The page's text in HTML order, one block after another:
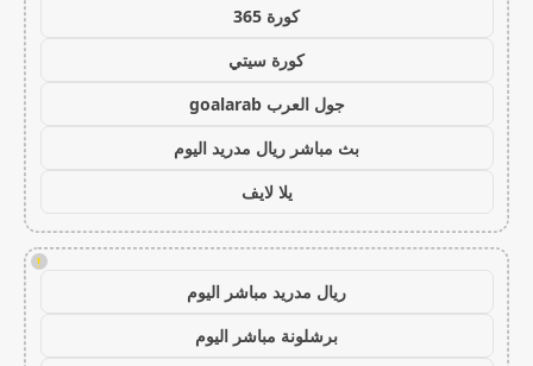
كورة 365
كورة سيتي
جول العرب goalarab
بث مباشر ريال مدريد اليوم
يلا لايف
!
ريال مدريد مباشر اليوم
برشلونة مباشر اليوم